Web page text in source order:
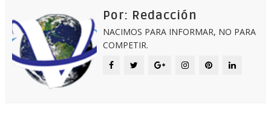
Por: Redacción
NACIMOS PARA INFORMAR, NO PARA
COMPETIR.